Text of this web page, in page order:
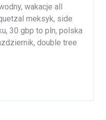
wakacje all
meksyk, side
30 gbp to pln, polska
double tree